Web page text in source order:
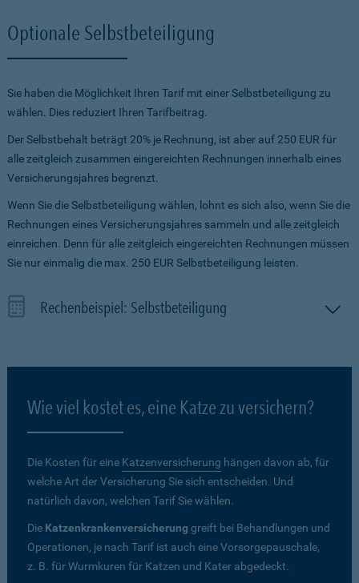
Optionale Selbstbeteiligung
Sie haben die Möglichkeit Ihren Tarif mit einer Selbstbeteiligung zu
wählen. Dies reduziert Ihren Tarifbeitrag.
Der Selbstbehalt beträgt 20% je Rechnung, ist aber auf 250 EUR für
alle zeitgleich zusammen eingereichten Rechnungen innerhalb eines
Versicherungsjahres begrenzt.
Wenn Sie die Selbstbeteiligung wählen, lohnt es sich also, wenn Sie die
Rechnungen eines Versicherungsjahres sammeln und alle zeitgleich
einreichen. Denn für alle zeitgleich eingereichten Rechnungen müssen
Sie nur einmalig die max. 250 EUR Selbstbeteiligung leisten.
Rechenbeispiel: Selbstbeteiligung
Wie viel kostet es, eine Katze zu versichern?
Die Kosten für eine Katzenversicherung hängen davon ab, für
welche Art der Versicherung Sie sich entscheiden. Und
natürlich davon, welchen Tarif Sie wählen.
Die Katzenkrankenversicherung greift bei Behandlungen und
Operationen, je nach Tarif ist auch eine Vorsorgepauschale,
z. B. für Wurmkuren für Katzen und Kater abgedeckt.